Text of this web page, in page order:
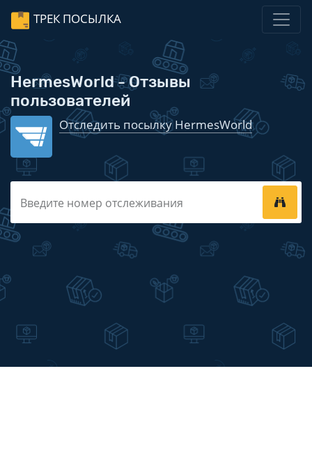
ТРЕК ПОСЫЛКА
HermesWorld - Отзывы
пользователей
Отследить посылку HermesWorld